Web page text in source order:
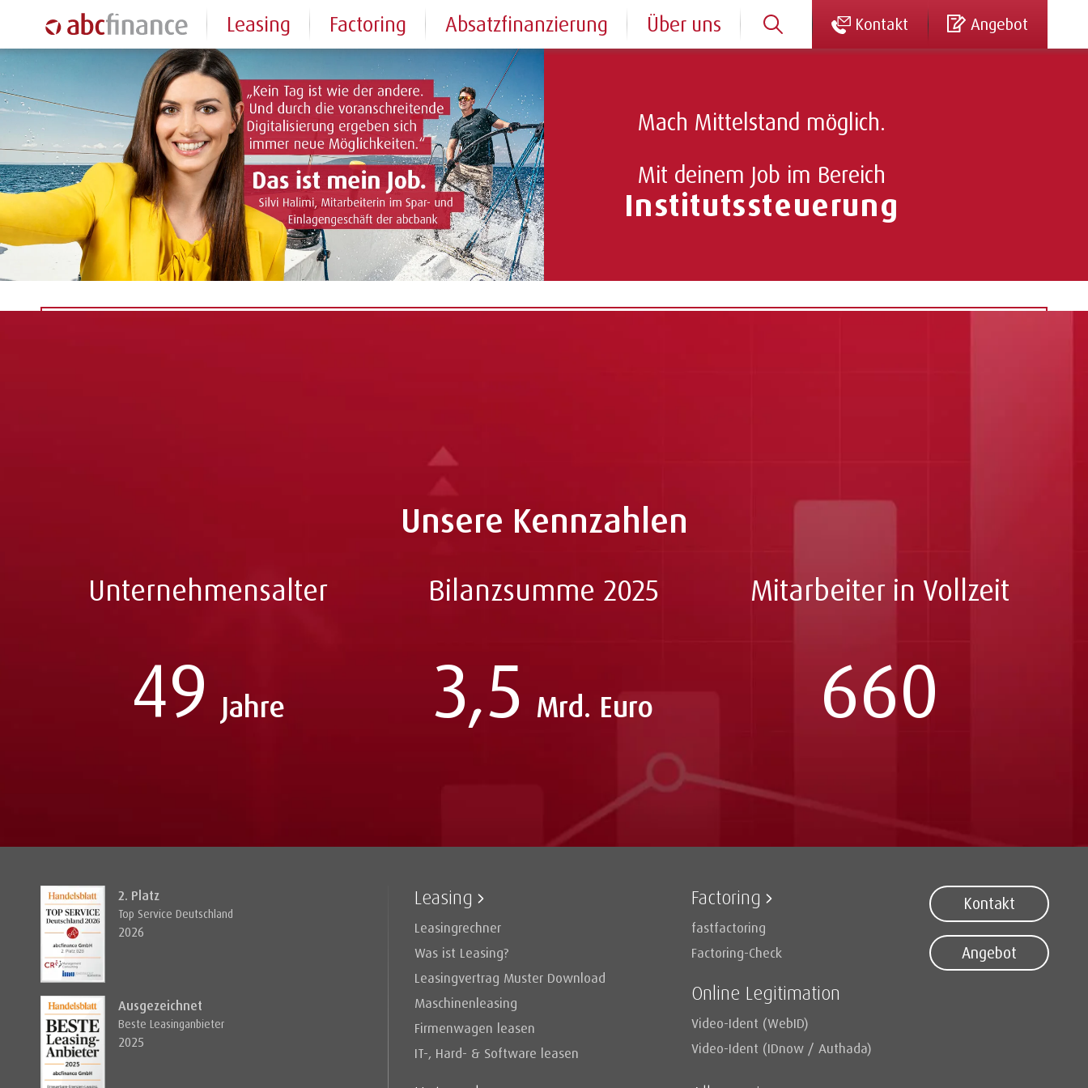
Mach Mittelstand möglich.
Mit deinem Job im Bereich
Institutssteuerung
Leasing Factoring Absatzfinanzierung Über uns Kontakt Angebot
Unsere Kennzahlen
Unternehmensalter
49 Jahre
Bilanzsumme 2025
3,5 Mrd. Euro
Mitarbeiter in Vollzeit
660
Kontakt
Angebot
2. Platz
Top Service Deutschland
2026
Ausgezeichnet
Beste Leasinganbieter
2025
Leasing
Leasingrechner
Was ist Leasing?
Leasingvertrag Muster Download
Maschinenleasing
Firmenwagen leasen
IT-, Hard- & Software leasen
Factoring
fastfactoring
Factoring-Check
Online Legitimation
Video-Ident (WebID)
Video-Ident (IDnow / Authada)